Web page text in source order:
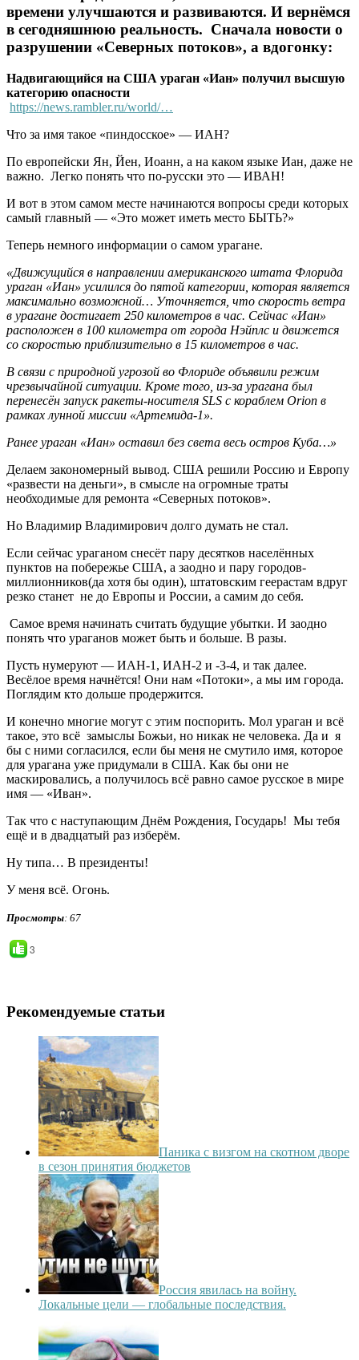
времени улучшаются и развиваются. И вернёмся
в сегодняшнюю реальность. Сначала новости о
разрушении «Северных потоков», а вдогонку:
Надвигающийся на США ураган «Иан» получил высшую
категорию опасности
https://news.rambler.ru/world/…
Что за имя такое «пиндосское» — ИАН?
По европейски Ян, Йен, Иоанн, а на каком языке Иан, даже не
важно. Легко понять что по-русски это — ИВАН!
И вот в этом самом месте начинаются вопросы среди которых
самый главный — «Это может иметь место БЫТЬ?»
Теперь немного информации о самом урагане.
«Движущийся в направлении американского штата Флорида
ураган «Иан» усилился до пятой категории, которая является
максимально возможной… Уточняется, что скорость ветра
в урагане достигает 250 километров в час. Сейчас «Иан»
расположен в 100 километра от города Нэйплс и движется
со скоростью приблизительно в 15 километров в час.
В связи с природной угрозой во Флориде объявили режим
чрезвычайной ситуации. Кроме того, из-за урагана был
перенесён запуск ракеты-носителя SLS с кораблем Orion в
рамках лунной миссии «Артемида-1».
Ранее ураган «Иан» оставил без света весь остров Куба…»
Делаем закономерный вывод. США решили Россию и Европу
«развести на деньги», в смысле на огромные траты
необходимые для ремонта «Северных потоков».
Но Владимир Владимирович долго думать не стал.
Если сейчас ураганом снесёт пару десятков населённых
пунктов на побережье США, а заодно и пару городов-
миллионников(да хотя бы один), штатовским геерастам вдруг
резко станет не до Европы и России, а самим до себя.
Самое время начинать считать будущие убытки. И заодно
понять что ураганов может быть и больше. В разы.
Пусть нумеруют — ИАН-1, ИАН-2 и -3-4, и так далее.
Весёлое время начнётся! Они нам «Потоки», а мы им города.
Поглядим кто дольше продержится.
И конечно многие могут с этим поспорить. Мол ураган и всё
такое, это всё замыслы Божьи, но никак не человека. Да и я
бы с ними согласился, если бы меня не смутило имя, которое
для урагана уже придумали в США. Как бы они не
маскировались, а получилось всё равно самое русское в мире
имя — «Иван».
Так что с наступающим Днём Рождения, Государь! Мы тебя
ещё и в двадцатый раз изберём.
Ну типа… В президенты!
У меня всё. Огонь.
Просмотры: 67
3
Рекомендуемые статьи
Паника с визгом на скотном дворе
в сезон принятия бюджетов
Россия явилась на войну.
Локальные цели — глобальные последствия.